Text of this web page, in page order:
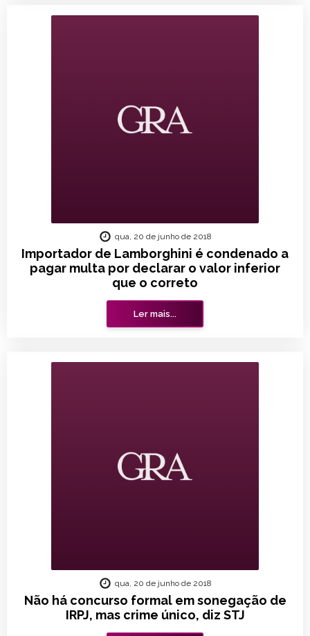
Importador de Lamborghini é condenado a
pagar multa por declarar o valor inferior
que o correto
qua, 20 de junho de 2018
Ler mais...
Não há concurso formal em sonegação de
IRPJ, mas crime único, diz STJ
qua, 20 de junho de 2018